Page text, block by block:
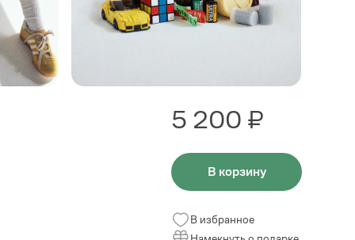
5 200 ₽
В корзину
В избранное